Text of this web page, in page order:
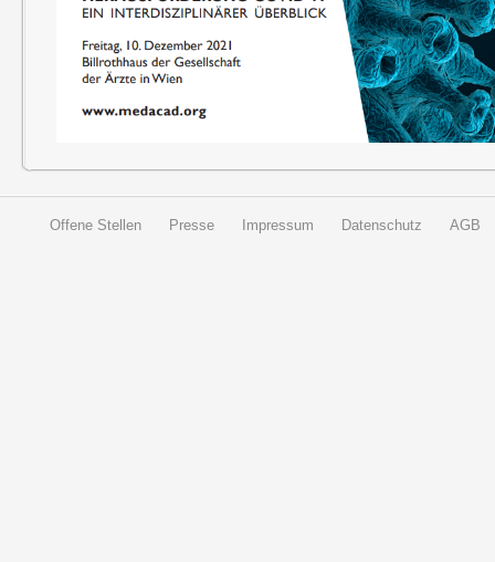
Offene Stellen Presse Impressum Datenschutz AGB